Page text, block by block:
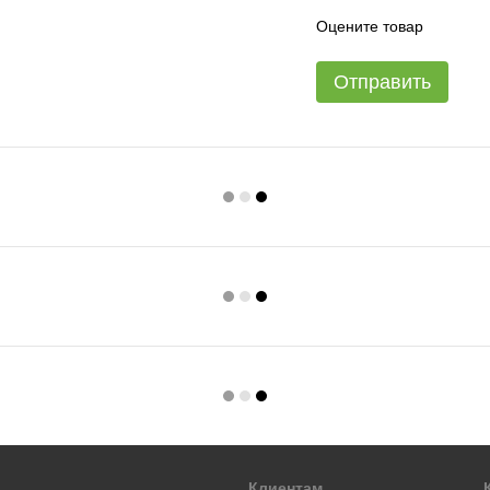
Оцените товар
Отправить